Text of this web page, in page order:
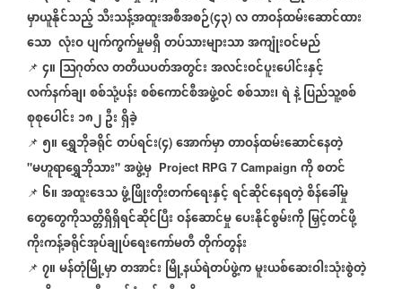
မှာယူနိုင်သည့်သီးသန့်အထူးအစီအစဉ်(၄၃) လတာဝန်ထမ်းဆောင်ထား
သော လုံးဝပျက်ကွက်မှုမရှိတပ်သားများသာအကျုံးဝင်မည်
📌 ၄။ ဩဂုတ်လတတိယပတ်အတွင်းအလင်းဝင်ပူးပေါင်းနှင့်
လက်နက်ချ၊စစ်သုံ့ပန်းစစ်ကောင်စီအဖွဲ့ဝင်စစ်သား၊ရဲနဲ့ပြည်သူ့စစ်
စုစုပေါင်း၁၈၂ဦးရှိခဲ့
📌 ၅။ရွှေဘိုခရိုင်တပ်ရင်း(၄) အောက်မှာတာဝန်ထမ်းဆောင်နေတဲ့
"မဟူရာရွှေဘိုသား" အဖွဲ့မှ Project RPG 7 Campaign ကိုစတင်
📌 ၆။အထူးဒေသဖွံ့ဖြိုးတိုးတက်ရေးနှင့်ရင်ဆိုင်နေရတဲ့စိန်ခေါ်မှု
တွေတွေကိုသတ္တိရှိရှိရင်ဆိုင်ပြီးဝန်ဆောင်မှုပေးနိုင်စွမ်းကိုမြှင့်တင်ဖို့
ကိုးကန့်ခရိုင်အုပ်ချုပ်ရေးကော်မတီတိုက်တွန်း
📌 ၇။မန်တုံမြို့မှာတအာင်း မြို့နယ်ရဲတပ်ဖွဲ့ကမူးယစ်ဆေးဝါးသုံးစွဲတဲ့